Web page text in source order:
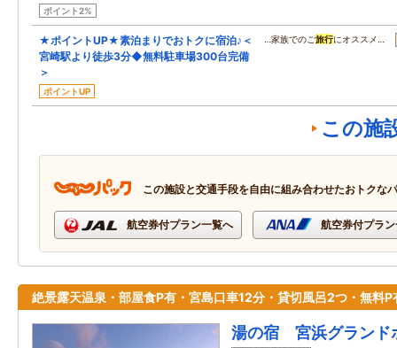
ポイント2%
★ポイントUP★素泊まりでおトクに宿泊♪＜
宮崎駅より徒歩3分◆無料駐車場300台完備
＞
ポイントUP
…家族でのご旅行にオススメ…
この施
この施設と交通手段を自由に組み合わせたおトクな
航空券付プラン一覧へ 航空券付プラ
絶景露天温泉・部屋食P有・宮島口車12分・貸切風呂2つ・無料P
湯の宿 宮浜グランド